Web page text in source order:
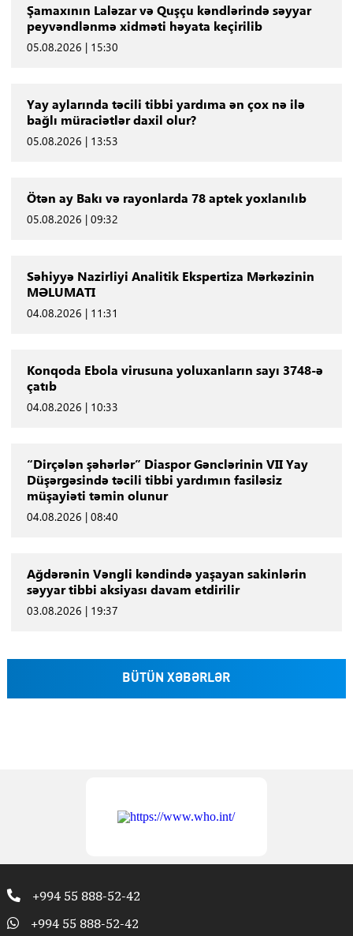
Şamaxının Laləzar və Quşçu kəndlərində səyyar
peyvəndlənmə xidməti həyata keçirilib
05.08.2026 | 15:30
Yay aylarında təcili tibbi yardıma ən çox nə ilə
bağlı müraciətlər daxil olur?
05.08.2026 | 13:53
Ötən ay Bakı və rayonlarda 78 aptek yoxlanılıb
05.08.2026 | 09:32
Səhiyyə Nazirliyi Analitik Ekspertiza Mərkəzinin
MƏLUMATI
04.08.2026 | 11:31
Konqoda Ebola virusuna yoluxanların sayı 3748-ə
çatıb
04.08.2026 | 10:33
“Dirçələn şəhərlər” Diaspor Gənclərinin VII Yay
Düşərgəsində təcili tibbi yardımın fasiləsiz
müşayiəti təmin olunur
04.08.2026 | 08:40
Ağdərənin Vəngli kəndində yaşayan sakinlərin
səyyar tibbi aksiyası davam etdirilir
03.08.2026 | 19:37
BÜTÜN XƏBƏRLƏR
+994 55 888-52-42
+994 55 888-52-42